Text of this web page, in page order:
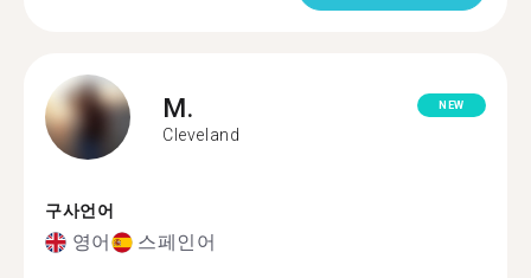
M.
Cleveland
NEW
구사언어
영어 스페인어